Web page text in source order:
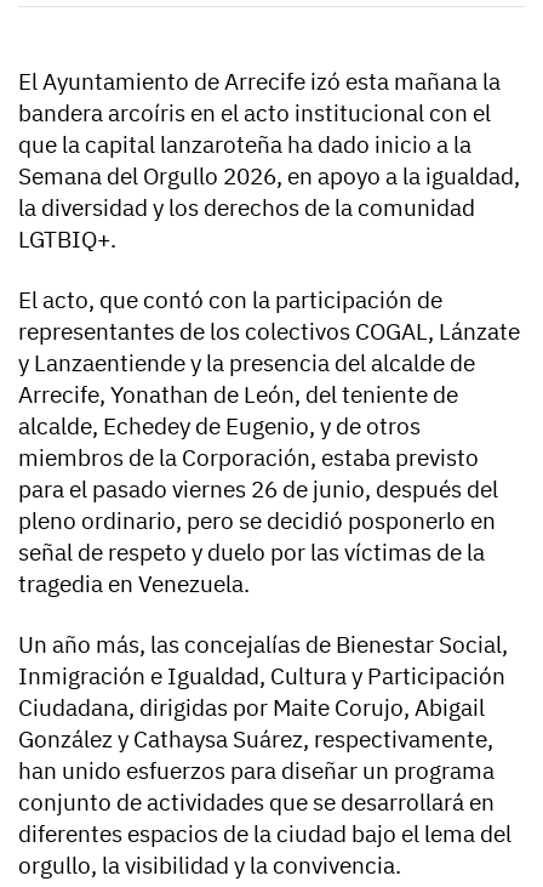
El Ayuntamiento de Arrecife izó esta mañana la
bandera arcoíris en el acto institucional con el
que la capital lanzaroteña ha dado inicio a la
Semana del Orgullo 2026, en apoyo a la igualdad,
la diversidad y los derechos de la comunidad
LGTBIQ+.
El acto, que contó con la participación de
representantes de los colectivos COGAL, Lánzate
y Lanzaentiende y la presencia del alcalde de
Arrecife, Yonathan de León, del teniente de
alcalde, Echedey de Eugenio, y de otros
miembros de la Corporación, estaba previsto
para el pasado viernes 26 de junio, después del
pleno ordinario, pero se decidió posponerlo en
señal de respeto y duelo por las víctimas de la
tragedia en Venezuela.
Un año más, las concejalías de Bienestar Social,
Inmigración e Igualdad, Cultura y Participación
Ciudadana, dirigidas por Maite Corujo, Abigail
González y Cathaysa Suárez, respectivamente,
han unido esfuerzos para diseñar un programa
conjunto de actividades que se desarrollará en
diferentes espacios de la ciudad bajo el lema del
orgullo, la visibilidad y la convivencia.